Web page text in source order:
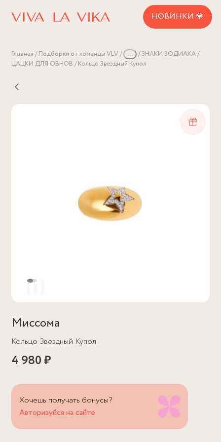
НОВИНКИ 💎
Главная Подборки от команды VLV ...
ЗНАКИ ЗОДИАКА
ЦАЦКИ ДЛЯ ОВНОВ
Кольцо Звездный Купол
Миссома
Кольцо Звездный Купол
4 980 ₽
Хочешь получать бонусы?
Авторизуйся на сайте